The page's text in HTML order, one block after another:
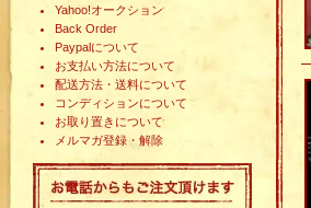
Yahoo!オークション
Back Order
Paypalについて
お支払い方法について
配送方法・送料について
コンディションについて
お取り置きについて
メルマガ登録・解除